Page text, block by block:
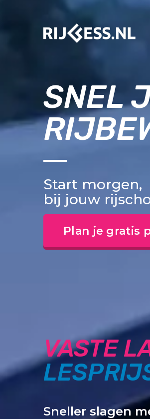
SNEL
Start morgen,
bij jouw
Plan je gratis
VASTE
Sneller slagen